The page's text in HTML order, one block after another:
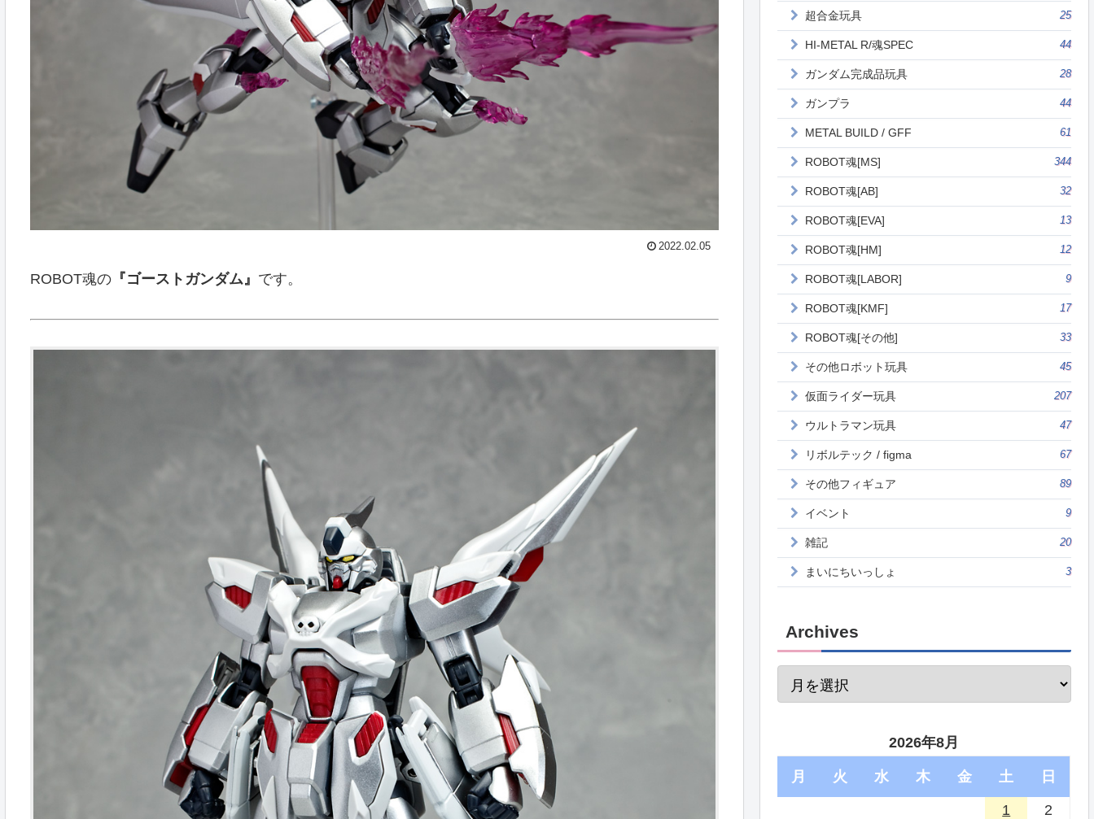
2022.02.05
ROBOT魂の『ゴーストガンダム』 です。
超合金玩具 25
HI-METAL R/魂SPEC 44
ガンダム完成品玩具 28
ガンプラ 44
METAL BUILD / GFF 61
ROBOT魂[MS] 344
ROBOT魂[AB] 32
ROBOT魂[EVA] 13
ROBOT魂[HM] 12
ROBOT魂[LABOR] 9
ROBOT魂[KMF] 17
ROBOT魂[その他] 33
その他ロボット玩具 45
仮面ライダー玩具 207
ウルトラマン玩具 47
リボルテック / figma 67
その他フィギュア 89
イベント 9
雑記 20
まいにちいっしょ 3
Archives
2026年8月
月 火 水 木 金 土 日
1
2